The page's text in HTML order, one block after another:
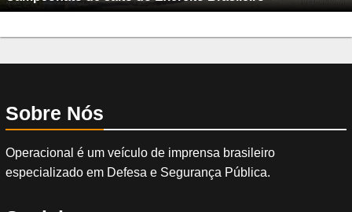
Sobre Nós
Operacional é um veículo de imprensa brasileiro
especializado em Defesa e Segurança Pública.